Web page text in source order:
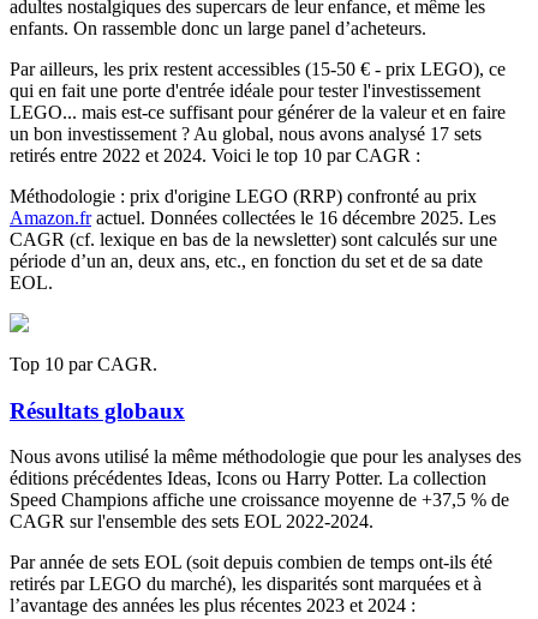
adultes nostalgiques des supercars de leur enfance, et même les
enfants. On rassemble donc un large panel d’acheteurs.
Par ailleurs, les prix restent accessibles (15-50 € - prix LEGO), ce
qui en fait une porte d'entrée idéale pour tester l'investissement
LEGO... mais est-ce suffisant pour générer de la valeur et en faire
un bon investissement ? Au global, nous avons analysé 17 sets
retirés entre 2022 et 2024. Voici le top 10 par CAGR :
Méthodologie : prix d'origine LEGO (RRP) confronté au prix
Amazon.fractuel. Données collectées le 16 décembre 2025. Les
CAGR (cf. lexique en bas de la newsletter) sont calculés sur une
période d’un an, deux ans, etc., en fonction du set et de sa date
EOL.
Top 10 par CAGR.
Résultats globaux
Nous avons utilisé la même méthodologie que pour les analyses des
éditions précédentes Ideas, Icons ou Harry Potter. La collection
Speed Champions affiche une croissance moyenne de +37,5 % de
CAGR sur l'ensemble des sets EOL 2022-2024.
Par année de sets EOL (soit depuis combien de temps ont-ils été
retirés par LEGO du marché), les disparités sont marquées et à
l’avantage des années les plus récentes 2023 et 2024 :